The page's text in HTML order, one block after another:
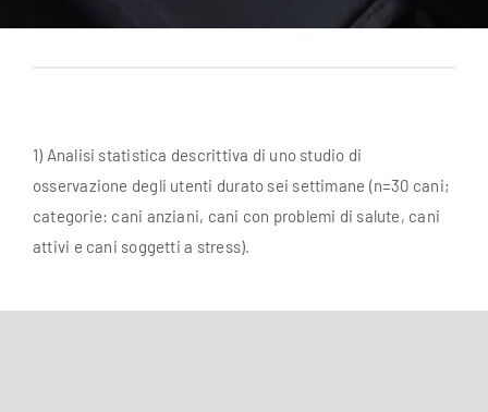
1) Analisi statistica descrittiva di uno studio di
osservazione degli utenti durato sei settimane (n=30 cani;
categorie: cani anziani, cani con problemi di salute, cani
attivi e cani soggetti a stress).